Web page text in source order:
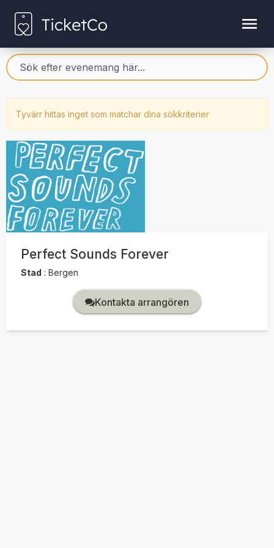
Tyvärr hittas inget som matchar dina sökkriterier
Perfect Sounds Forever
Stad : Bergen
Kontakta arrangören